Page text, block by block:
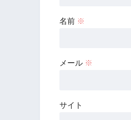
名前 ※
メール ※
サイト